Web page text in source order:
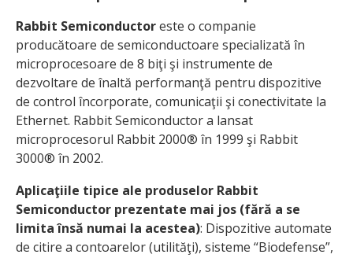
Rabbit Semiconductoreste o companie
producătoare de semiconductoare specializată în
microprocesoare de 8 biţi şi instrumente de
dezvoltare de înaltă performanţă pentru dispozitive
de control încorporate, comunicaţii şi conectivitate la
Ethernet. Rabbit Semiconductor a lansat
microprocesorul Rabbit 2000® în 1999 şi Rabbit
3000® în 2002.
Aplicaţiile tipice ale produselor Rabbit
Semiconductor prezentate mai jos (fără a se
limita însă numai la acestea): Dispozitive automate
de citire a contoarelor (utilităţi), sisteme “Biodefense”,